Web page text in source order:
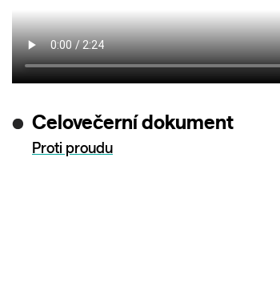
Celovečerní dokument
Proti proudu